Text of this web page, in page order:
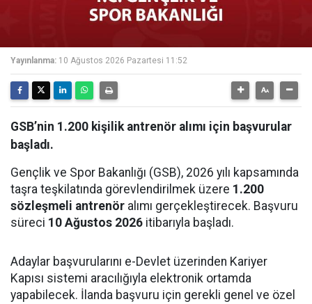
Yayınlanma: 10 Ağustos 2026 Pazartesi 11:52
GSB’nin 1.200 kişilik antrenör alımı için başvurular
başladı.
Gençlik ve Spor Bakanlığı (GSB), 2026 yılı kapsamında
taşra teşkilatında görevlendirilmek üzere 1.200
sözleşmeli antrenör alımı gerçekleştirecek. Başvuru
süreci 10 Ağustos 2026 itibarıyla başladı.
Adaylar başvurularını e-Devlet üzerinden Kariyer
Kapısı sistemi aracılığıyla elektronik ortamda
yapabilecek. İlanda başvuru için gerekli genel ve özel